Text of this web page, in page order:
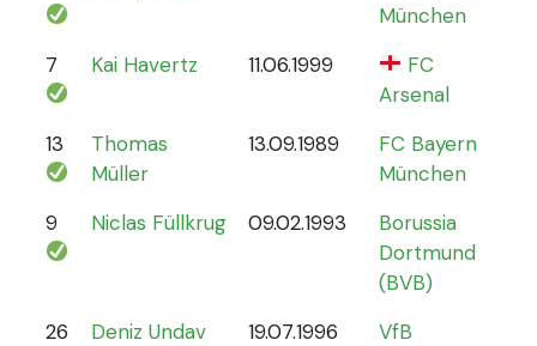
München
7 Kai Havertz 11.06.1999
FC
Arsenal
13
Thomas
Müller
13.09.1989
FC Bayern
München
9 Niclas Füllkrug 09.02.1993
Borussia
Dortmund
(BVB)
26 Deniz Undav 19.07.1996
VfB